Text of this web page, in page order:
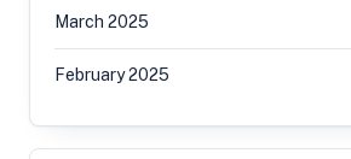
March 2025
February 2025